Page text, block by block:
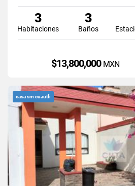
3
Habitaciones
3
Baños
$13,800,000 MXN
casa sm cuautli